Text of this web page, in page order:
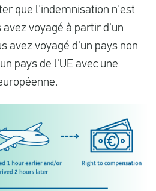
que l'indemnisation n'est
voyagé à partir d'un
avez voyagé d'un pays non
pays de l'UE avec une